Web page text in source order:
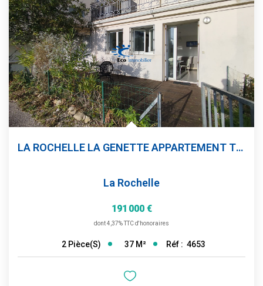
LA ROCHELLE LA GENETTE APPARTEMENT T2 TERRASSE PLACE DE...
La Rochelle
191 000 €
dont 4,37% TTC d'honoraires
2 Pièce(s) 37 M² Réf : 4653